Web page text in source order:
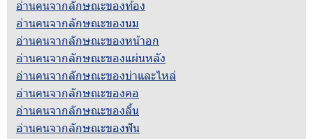
อ่านคนจากลักษณะของท้อง
อ่านคนจากลักษณะของนม
อ่านคนจากลักษณะของหน้าอก
อ่านคนจากลักษณะของแผ่นหลัง
อ่านคนจากลักษณะของบ่าและไหล่
อ่านคนจากลักษณะของคอ
อ่านคนจากลักษณะของลิ้น
อ่านคนจากลักษณะของฟัน